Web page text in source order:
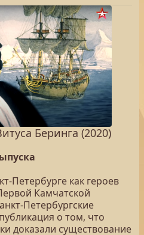
Беринга (2020)
Петербурге как героев
Камчатской
Петербургские
о том, что
доказали существование